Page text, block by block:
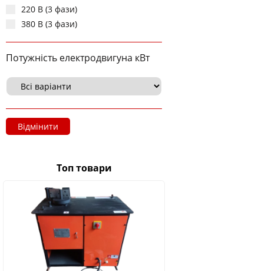
220 В (3 фази)
380 В (3 фази)
Потужність електродвигуна кВт
Відмінити
Топ товари